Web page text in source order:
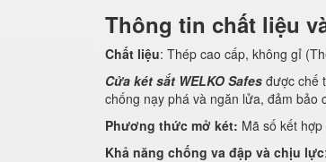
Thông tin chất liệu
Chất liệu: Thép cao cấp, không gỉ
Cửa két sắt WELKO Safes được chế
chống nạy phá và ngăn lửa, đảm bảo
Phương thức mở két: Mã số kết
Khả năng chống va đập và chịu lực